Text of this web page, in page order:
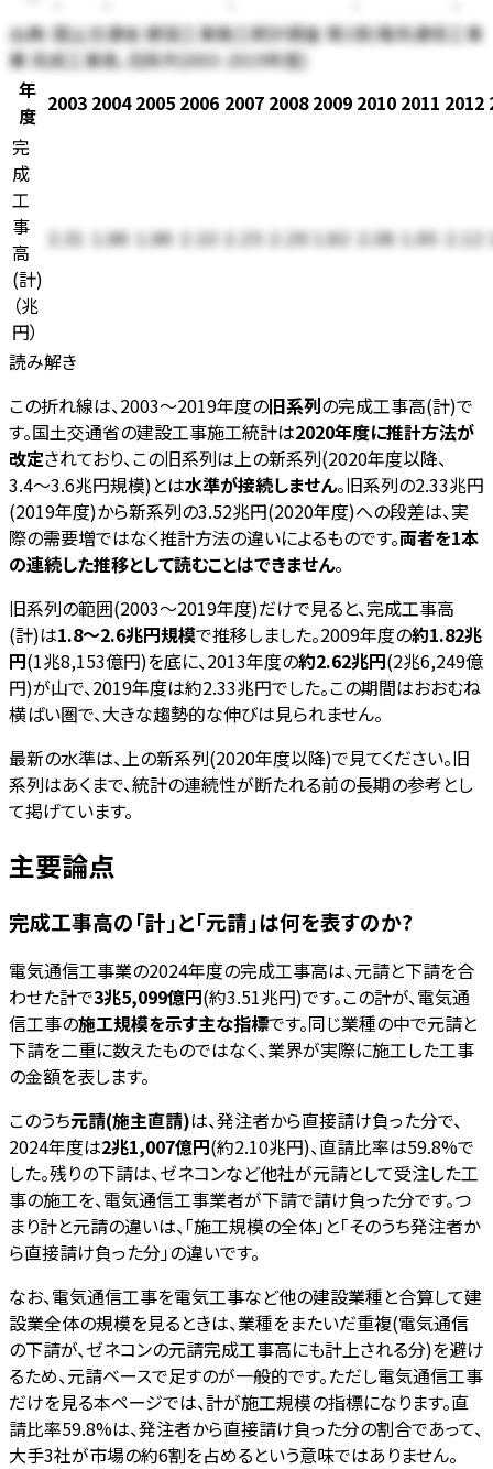
出典:国土交通省 建設工事施工統計調査 第2表(電気通信工事
業 完成工事高、旧系列2003-2019年度)
年
度 2003 2004 2005 2006 2007 2008 2009 2010 2011 2012
完
成
工
事
高
(計)
（兆
円）
2.31 1.96 1.96 2.10 2.29 1.82 2.08 1.95
読み解き
この折れ線は、2003〜2019年度の旧系列の完成工事高(計)で
す。国土交通省の建設工事施工統計は2020年度に推計方法が
改定されており、この旧系列は上の新系列(2020年度以降、
3.4〜3.6兆円規模)とは水準が接続しません。旧系列の2.33兆円
(2019年度)から新系列の3.52兆円(2020年度)への段差は、実
際の需要増ではなく推計方法の違いによるものです。両者を1本
の連続した推移として読むことはできません。
旧系列の範囲(2003〜2019年度)だけで見ると、完成工事高
(計)は1.8〜2.6兆円規模で推移しました。2009年度の約1.82兆
円(1兆8,153億円)を底に、2013年度の約2.62兆円(2兆6,249億
円)が山で、2019年度は約2.33兆円でした。この期間はおおむね
横ばい圏で、大きな趨勢的な伸びは見られません。
最新の水準は、上の新系列(2020年度以降)で見てください。旧
系列はあくまで、統計の連続性が断たれる前の長期の参考とし
て掲げています。
主要論点
完成工事高の「計」と「元請」は何を表すのか?
電気通信工事業の2024年度の完成工事高は、元請と下請を合
わせた計で3兆5,099億円(約3.51兆円)です。この計が、電気通
信工事の施工規模を示す主な指標です。同じ業種の中で元請と
下請を二重に数えたものではなく、業界が実際に施工した工事
の金額を表します。
このうち元請(施主直請)は、発注者から直接請け負った分で、
2024年度は2兆1,007億円(約2.10兆円)、直請比率は59.8%で
した。残りの下請は、ゼネコンなど他社が元請として受注した工
事の施工を、電気通信工事業者が下請で請け負った分です。つ
まり計と元請の違いは、「施工規模の全体」と「そのうち発注者か
ら直接請け負った分」の違いです。
なお、電気通信工事を電気工事など他の建設業種と合算して建
設業全体の規模を見るときは、業種をまたいだ重複(電気通信
の下請が、ゼネコンの元請完成工事高にも計上される分)を避け
るため、元請ベースで足すのが一般的です。ただし電気通信工事
だけを見る本ページでは、計が施工規模の指標になります。直
請比率59.8%は、発注者から直接請け負った分の割合であって、
大手3社が市場の約6割を占めるという意味ではありません。